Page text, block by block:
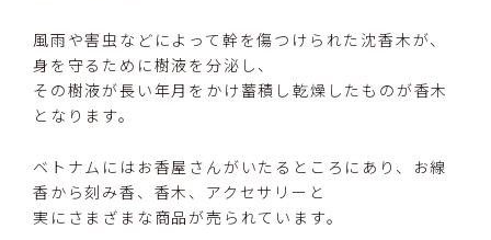
風雨や害虫などによって幹を傷つけられた沈香木が、
身を守るために樹液を分泌し、
その樹液が長い年月をかけ蓄積し乾燥したものが香木
となります。
ベトナムにはお香屋さんがいたるところにあり、お線
香から刻み香、香木、アクセサリーと
実にさまざまな商品が売られています。